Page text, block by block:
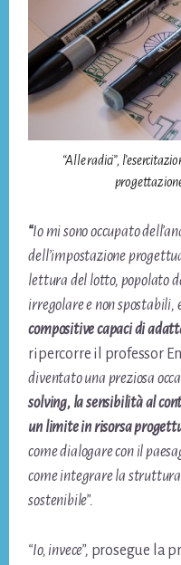
“Alle radici”,
“Io mi sono occupato
dell’impostazione
lettura del lotto, popolato
irregolare e non spostabili,
compositive capaci di
ripercorre il professor
diventato una preziosa
solving, la sensibilità al
un limite in risorsa
come dialogare con il
come integrare la
sostenibile”.
“Io, invece”, prosegue la